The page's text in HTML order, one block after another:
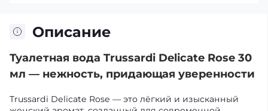
Описание
Туалетная вода Trussardi Delicate Rose 30
мл — нежность, придающая уверенности
Trussardi Delicate Rose — это лёгкий и изысканный